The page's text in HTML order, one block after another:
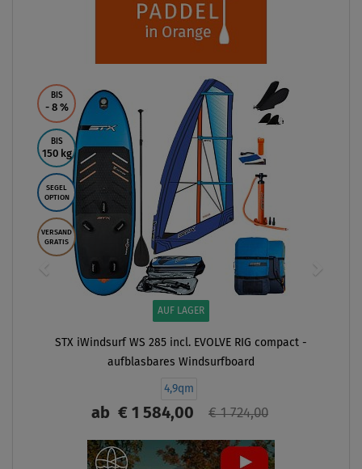
BIS
- 8 %
BIS
150 kg
SEGEL
OPTION
VERSAND
GRATIS
AUF LAGER
STX iWindsurf WS 285 incl. EVOLVE RIG compact -
aufblasbares Windsurfboard
4,9qm
ab € 1 584,00 € 1 724,00
ANZEIGEN